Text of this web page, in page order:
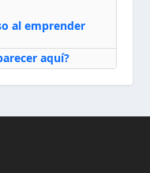
al emprender
aquí?